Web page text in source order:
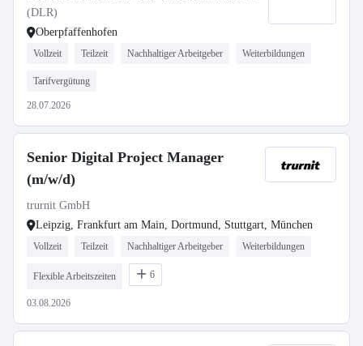
(DLR)
Oberpfaffenhofen
Vollzeit Teilzeit Nachhaltiger Arbeitgeber Weiterbildungen
Tarifvergütung
28.07.2026
Senior Digital Project Manager
(m/w/d)
trurnit GmbH
Leipzig, Frankfurt am Main, Dortmund, Stuttgart, München
Vollzeit Teilzeit Nachhaltiger Arbeitgeber Weiterbildungen
Flexible Arbeitszeiten 6
03.08.2026